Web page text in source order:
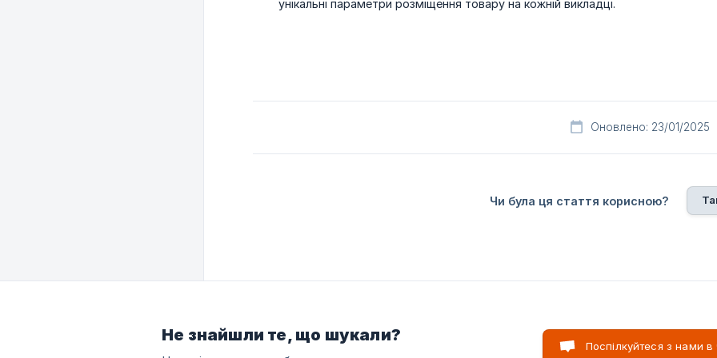
унікальні параметри розміщення товару на кожній викладці.
Оновлено: 23/01/2025
Чи була ця стаття корисною?
Не знайшли те, що шукали?
Поспілкуйтеся з нами в